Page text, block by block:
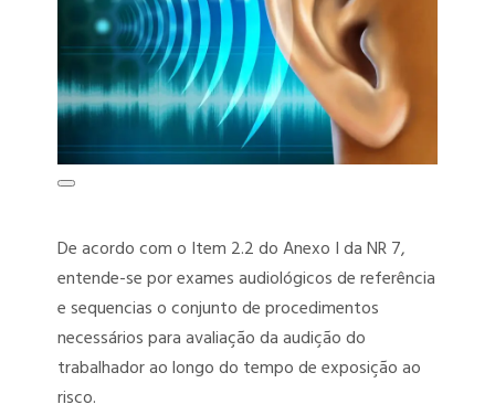
PGRSS – PROGRAMA DE GERENCIAMENTO DE RESÍDUOS DOS
SERVIÇOS DE SAÚDE
PCMSO – PROGRAMA DE CONTROLE MÉDICO DE SAÚDE
OCUPACIONAL
LTCAT – LAUDO TÉCNICO DAS CONDIÇÕES AMBIENTAIS DO
ENVIO DOS EVENTOS SST AO ESOCIAL
AET – ANÁLISE ERGONÔMICA DO TRABALHO
De acordo com o Item 2.2 do Anexo I da NR 7,
entende-se por exames audiológicos de referência
e sequencias o conjunto de procedimentos
necessários para avaliação da audição do
trabalhador ao longo do tempo de exposição ao
risco.